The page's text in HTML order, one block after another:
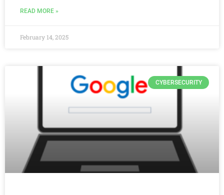
READ MORE »
February 14, 2025
CYBERSECURITY